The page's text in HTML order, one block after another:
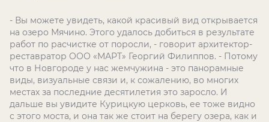
- Вы можете увидеть, какой красивый вид открывается
на озеро Мячино. Этого удалось добиться в результате
работ по расчистке от поросли, - говорит архитектор-
реставратор ООО «МАРТ» Георгий Филиппов. - Потому
что в Новгороде у нас жемчужина - это панорамные
виды, визуальные связи и, к сожалению, во многих
местах за последние десятилетия это заросло. И
дальше вы увидите Курицкую церковь, ее тоже видно
с этого моста, и она так же стоит на берегу озера, как и